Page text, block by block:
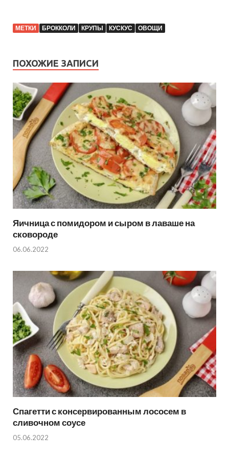
МЕТКИ БРОККОЛИ КРУПЫ КУСКУС ОВОЩИ
ПОХОЖИЕ ЗАПИСИ
Яичница с помидором и сыром в лаваше на
сковороде
06.06.2022
Спагетти с консервированным лососем в
сливочном соусе
05.06.2022